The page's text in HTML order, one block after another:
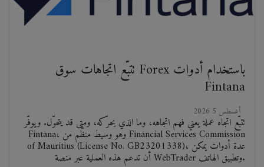
تتبّع اتجاهات سوق Forex باستخدام أدوات
Fintana
تتبّع اتجاه عملة يعني فهم اتجاهه، وما الذي يحرّكه، ومتى قد يتحوّل. ويوفّر
Fintana، وهو وسيط منظّم من Financial Services Commission
of Mauritius (License No. GB23201338)، عدة أدوات يمكن
أن تدعم هذه العملية عبر منصة WebTrader وتطبيق الهاتف.